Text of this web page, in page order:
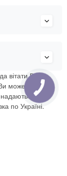
вітати Вас в
можете
ТОВ
по Україні.